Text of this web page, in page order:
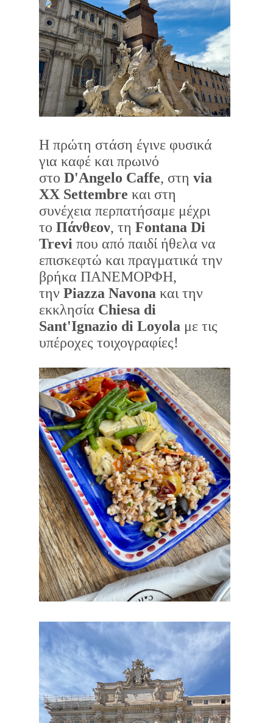
Η πρώτη στάση έγινε φυσικά
για καφέ και πρωινό
στο D'Angelo Caffe, στη via
XX Settembre και στη
συνέχεια περπατήσαμε μέχρι
το Πάνθεον, τη Fontana Di
Trevi που από παιδί ήθελα να
επισκεφτώ και πραγματικά την
βρήκα ΠΑΝΕΜΟΡΦΗ,
την Piazza Navona και την
εκκλησία Chiesa di
Sant'Ignazio di Loyola με τις
υπέροχες τοιχογραφίες!